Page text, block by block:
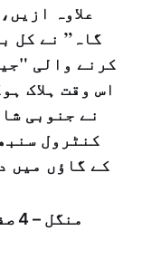
علاوہ
گاہ” نے کل
کرنے والی
اس وقت ہلاک
نے جنوبی
کنٹرول
کے گاؤں میں